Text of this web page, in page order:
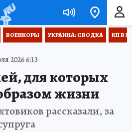
ВОЕНКОРЫ УКРАИНА: СВОДКА КП В
2026 6:13
для которых
жизни
рассказали, за